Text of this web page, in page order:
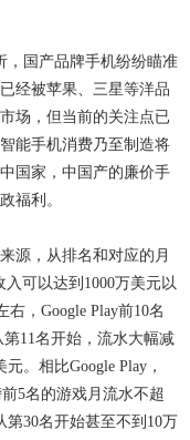
，国产品牌手机纷纷瞄准
经被苹果、三星等洋品
场，但当前的关注点已
能手机消费乃至制造将
国家，中国产的廉价手
福利。
源，从排名和对应的月
可以达到1000万美元以
，Google Play前10名
11名开始，流水大幅减
。相比Google Play，
5名的游戏月流水不超
第30名开始甚至不到10万